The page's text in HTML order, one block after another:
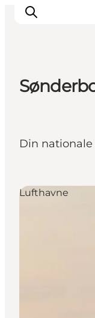
Oplevelser
Din
Lufthavne